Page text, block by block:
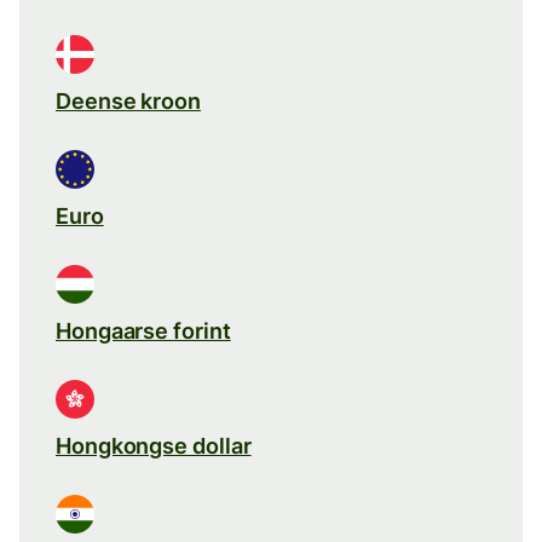
Deense kroon
Euro
Hongaarse forint
Hongkongse dollar